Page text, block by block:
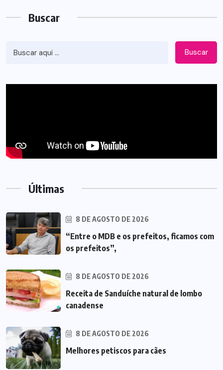
Buscar
Buscar
Últimas
8 DE AGOSTO DE 2026
“Entre o MDB e os prefeitos, ficamos com
os prefeitos”,
8 DE AGOSTO DE 2026
Receita de Sanduíche natural de lombo
canadense
8 DE AGOSTO DE 2026
Melhores petiscos para cães